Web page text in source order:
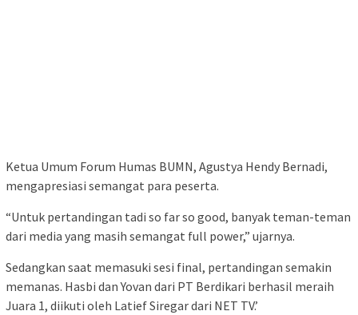
Ketua Umum Forum Humas BUMN, Agustya Hendy Bernadi,
mengapresiasi semangat para peserta.
“Untuk pertandingan tadi so far so good, banyak teman-teman
dari media yang masih semangat full power,” ujarnya.
Sedangkan saat memasuki sesi final, pertandingan semakin
memanas. Hasbi dan Yovan dari PT Berdikari berhasil meraih
Juara 1, diikuti oleh Latief Siregar dari NET TV.’